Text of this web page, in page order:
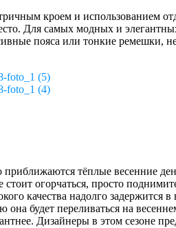
кроем и использованием
Для самых модных и
пояса или тонкие
foto_1 (5)
foto_1 (4)
тёплые весенние
огорчаться, просто
качества надолго задержится
будет переливаться на
Дизайнеры в этом сезоне